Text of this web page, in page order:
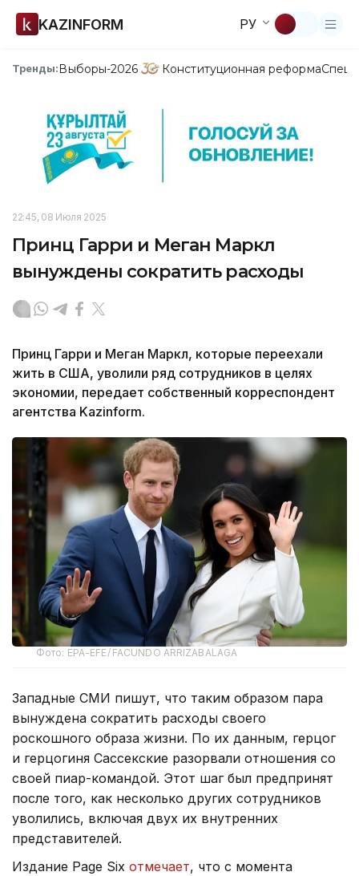
KAZINFORM РУ
Тренды:Выборы-2026 Конституционная реформа
22:45, 08 Июля 2025
Принц Гарри и Меган Маркл
вынуждены сократить расходы
Принц Гарри и Меган Маркл, которые переехали
жить в США, уволили ряд сотрудников в целях
экономии, передает собственный корреспондент
агентства Kazinform.
Фото: EPA-EFE/ FACUNDO ARRIZABALAGA
Западные СМИ пишут, что таким образом пара
вынуждена сократить расходы своего
роскошного образа жизни. По их данным, герцог
и герцогиня Сассекские разорвали отношения со
своей пиар-командой. Этот шаг был предпринят
после того, как несколько других сотрудников
уволились, включая двух их внутренних
представителей.
Издание Page Six отмечает, что с момента